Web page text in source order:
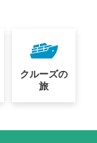
クルーズの
旅